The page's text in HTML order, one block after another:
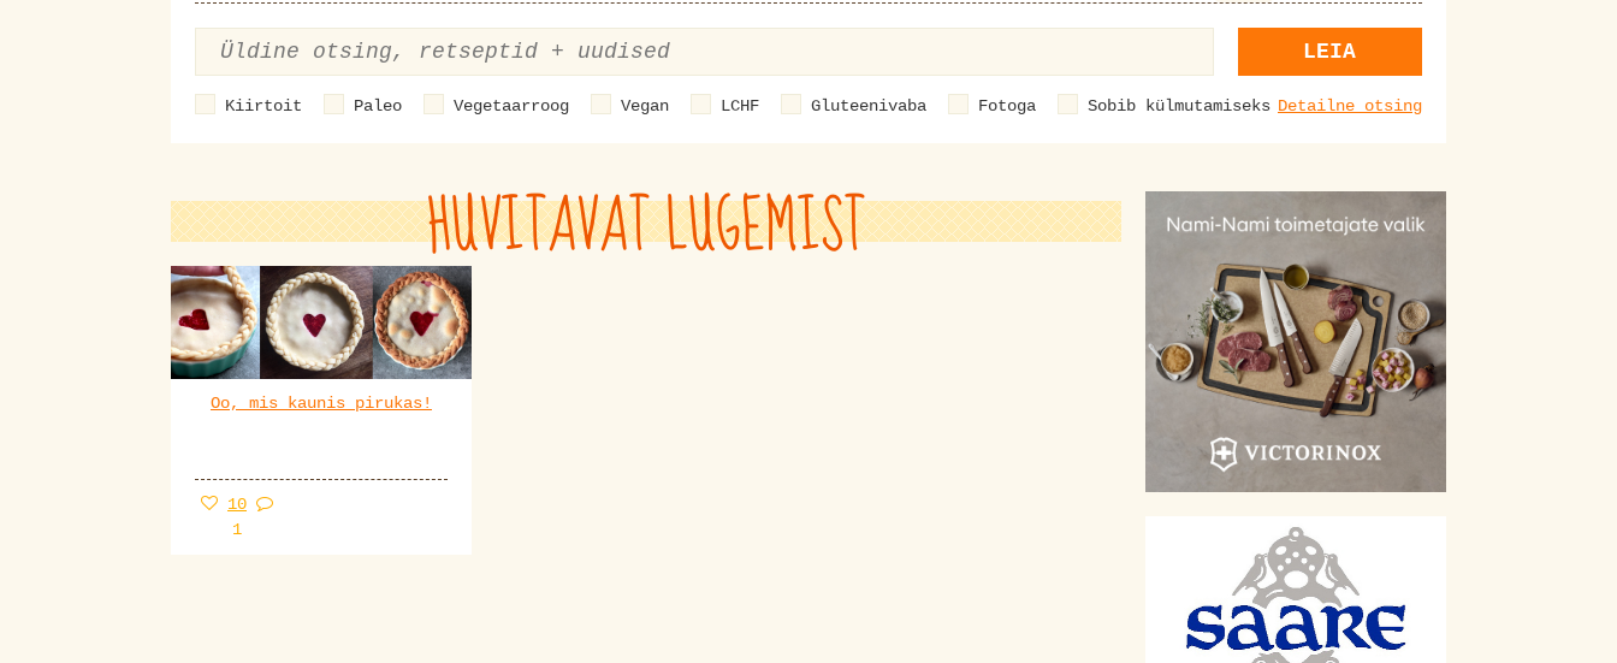
LEIA
Kiirtoit Paleo Vegetaarroog Vegan LCHF Gluteenivaba Fotoga Sobib külmutamiseks Detailne otsing
HUVITAVAT LUGEMIST
Oo, mis kaunis pirukas!
10
1